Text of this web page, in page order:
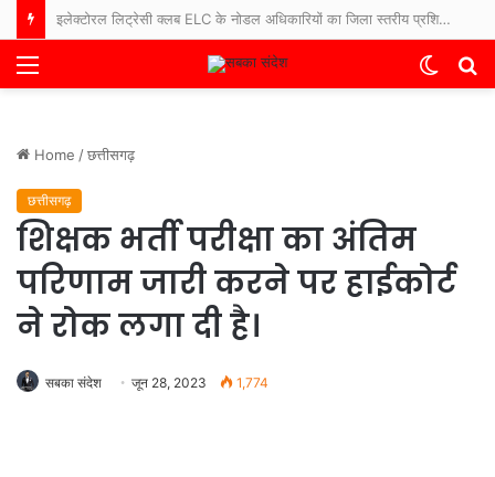
कलेक्टर संजय अग्रवाल: हर घर तिरंगा और वंदे मातरम् कार्यक्रमों से देशभक्ति के रंग में रंगेगा
Menu
Switch
Home /छत्तीसगढ़
छत्तीसगढ़
शिक्षक भर्ती परीक्षा का अंतिम
परिणाम जारी करने पर हाईकोर्ट
ने रोक लगा दी है।
सबका संदेश जून 28, 2023 1,774